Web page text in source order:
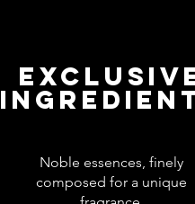
Noble essences, finely
composed for a unique